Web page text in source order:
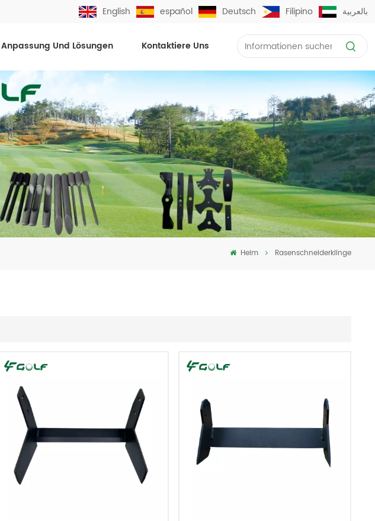
English español Deutsch Filipino بالعربية
Anpassung Und Lösungen Kontaktiere Uns
Heim Rasenschneiderklinge